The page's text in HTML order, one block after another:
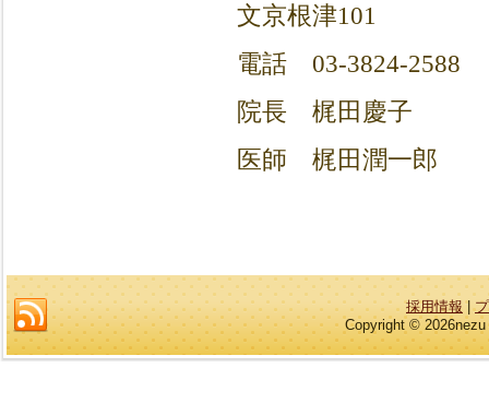
文京根津101
電話 03-3824-2588
院長 梶田慶子
医師 梶田潤一郎
採用情報 |
Copyright ©